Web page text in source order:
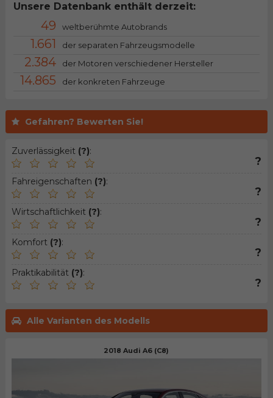
Gefahren? Bewerten Sie!
Zuverlässigkeit (?):
?
Fahreigenschaften (?):
?
Wirtschaftlichkeit (?):
?
Komfort (?):
?
Praktikabilität (?):
?
Alle Varianten des Modells
2018 Audi A6 (C8)
Unsere Datenbank enthält derzeit:
49 weltberühmte Autobrands
1.661 der separaten Fahrzeugsmodelle
2.384 der Motoren verschiedener Hersteller
14.865 der konkreten Fahrzeuge